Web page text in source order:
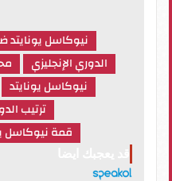
نيوكاسل يونايتد
الدوري الإنجليزي
نيوكاسل يونايتد
ترتيب
قمة نيوكاسل